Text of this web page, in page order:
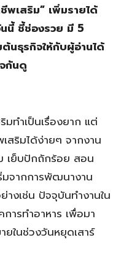
พเสริม” เพิ่มรายได้
นนี้ ชี้ช่องรวย มี 5
นธุรกิจให้กับผู้อ่านได้
กันดู
มทำเป็นเรื่องยาก แต่
สริมได้ง่ายๆ จากงาน
เย็บปักถักร้อย สอน
มจากการพัฒนางาน
างเช่น ปัจจุบันทำงานใน
ารทำอาหาร เพื่อมา
ยในช่วงวันหยุดเสาร์